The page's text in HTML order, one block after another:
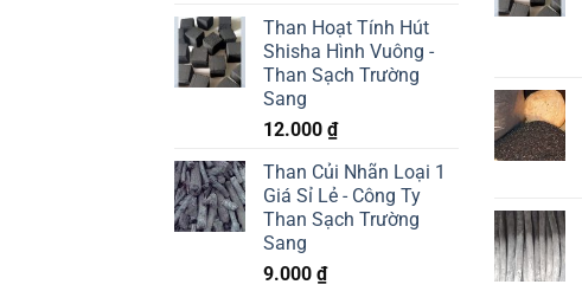
Than Hoạt Tính Hút
Shisha Hình Vuông -
Than Sạch Trường
Sang
12.000 ₫
Than Củi Nhãn Loại 1
Giá Sỉ Lẻ - Công Ty
Than Sạch Trường
Sang
9.000 ₫